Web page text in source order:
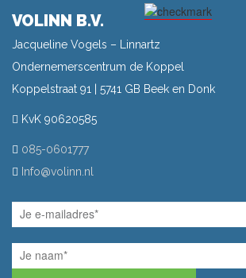
VOLINN B.V.
Jacqueline Vogels – Linnartz
Ondernemerscentrum de Koppel
Koppelstraat 91 | 5741 GB Beek en Donk
KvK 90620585
085-0601777
Info@volinn.nl